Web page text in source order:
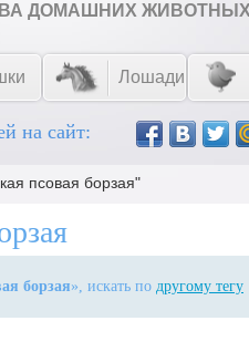
ДОМАШНИХ
Лошади
на сайт:
псовая борзая"
борзая», искать по другому тегу